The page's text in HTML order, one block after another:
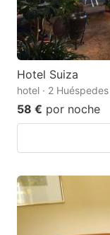
Hotel Suiza
hotel · 2
58 € por noche